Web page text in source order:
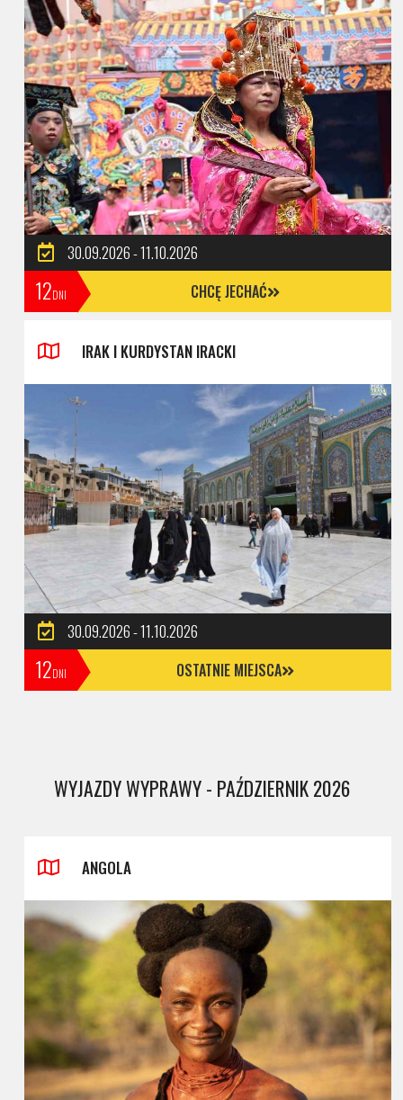
30.09.2026 - 11.10.2026
12DNI CHCĘ JECHAĆ
IRAK I KURDYSTAN IRACKI
30.09.2026 - 11.10.2026
12DNI OSTATNIE MIEJSCA
WYJAZDY WYPRAWY - PAŹDZIERNIK 2026
ANGOLA